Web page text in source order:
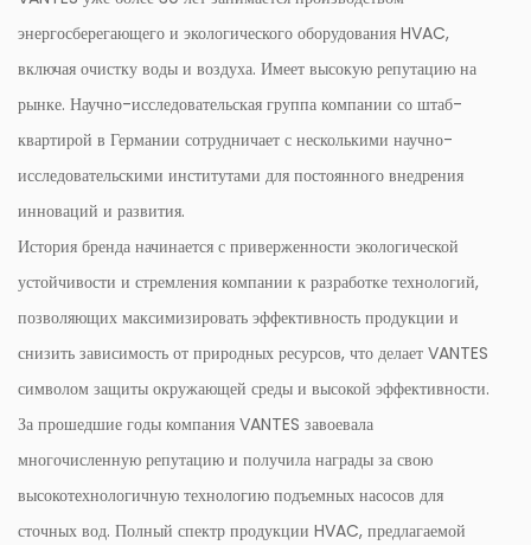
покрывает любые производственные дефекты или
проблемы. Эта гарантия обеспечивает душевное
спокойствие и подчеркивает нашу приверженность
качеству.
Оригинальные запасные части: мы предоставляем
оригинальные запасные части, чтобы обеспечить
надежную работу вашего устройства. Использование
оригинальных деталей обеспечивает целостность и
эффективность устройства, позволяя избежать
потенциальных проблем, вызванных некачественными
компонентами.
энергосберегающего и экологического оборудования HVAC,
включая очистку воды и воздуха. Имеет высокую репутацию на
рынке. Научно-исследовательская группа компании со штаб-
квартирой в Германии сотрудничает с несколькими научно-
исследовательскими институтами для постоянного внедрения
инноваций и развития.
История бренда начинается с приверженности экологической
устойчивости и стремления компании к разработке технологий,
позволяющих максимизировать эффективность продукции и
снизить зависимость от природных ресурсов, что делает VANTES
символом защиты окружающей среды и высокой эффективности.
За прошедшие годы компания VANTES завоевала
многочисленную репутацию и получила награды за свою
высокотехнологичную технологию подъемных насосов для
сточных вод. Полный спектр продукции HVAC, предлагаемой